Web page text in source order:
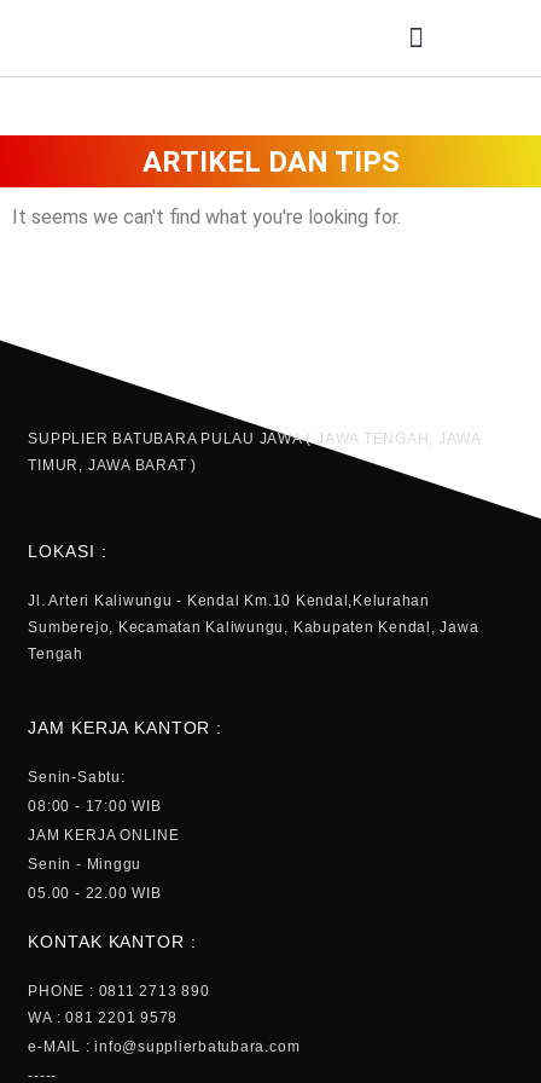
ARTIKEL DAN TIPS
It seems we can't find what you're looking for.
SUPPLIER BATUBARA PULAU JAWA ( JAWA TENGAH, JAWA
TIMUR, JAWA BARAT )
LOKASI :
Jl. Arteri Kaliwungu - Kendal Km.10 Kendal,Kelurahan
Sumberejo, Kecamatan Kaliwungu, Kabupaten Kendal, Jawa
Tengah
JAM KERJA KANTOR :
Senin-Sabtu:
08:00 - 17:00 WIB
JAM KERJA ONLINE
Senin - Minggu
05.00 - 22.00 WIB
KONTAK KANTOR :
PHONE : 0811 2713 890
WA : 081 2201 9578
e-MAIL : info@supplierbatubara.com
-----